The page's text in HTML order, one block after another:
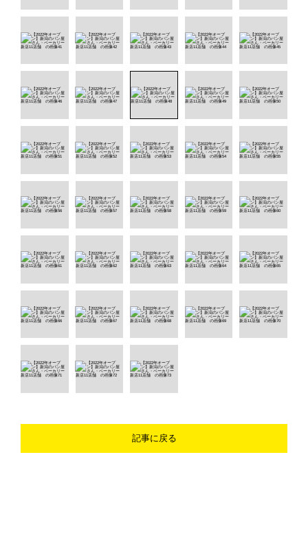
記事に戻る